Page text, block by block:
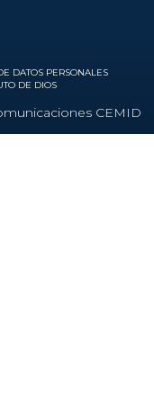
DATOS PERSONALES
DE DIOS
CEMID